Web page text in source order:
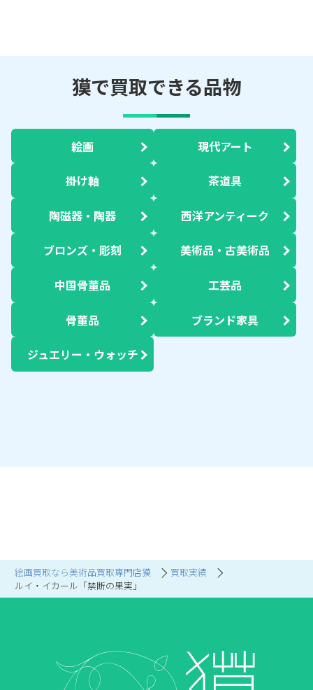
絵画買取なら美術品買取専門店獏
買取実績
ルイ・イカール「禁断の果実」
獏で買取できる品物
絵画 現代アート
掛け軸 茶道具
陶磁器・陶器 西洋アンティーク
ブロンズ・彫刻 美術品・古美術品
中国骨董品 工芸品
骨董品 ブランド家具
ジュエリー・ウォッチ